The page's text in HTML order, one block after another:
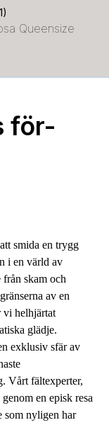
Queensize
för-
smida en trygg
i en värld av
skam och
av en
vi helhjärtat
glädje.
exklusiv sfär av
Vårt fältexperter,
en episk resa
som nyligen har